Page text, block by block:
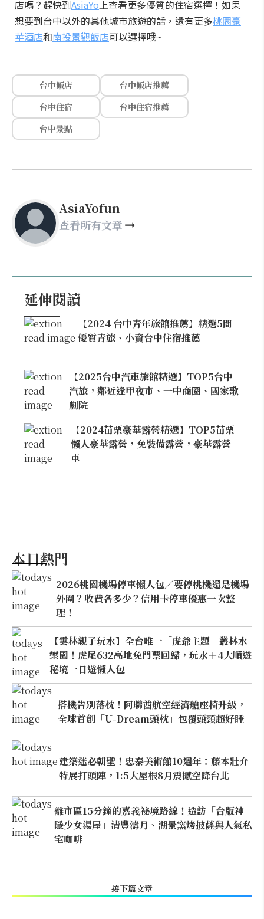
店嗎？趕快到AsiaYo上查看更多優質的住宿選擇！如果
想要到台中以外的其他城市旅遊的話，還有更多桃園豪
華酒店和南投景觀飯店可以選擇哦~
台中飯店
台中飯店推薦
台中住宿
台中住宿推薦
台中景點
AsiaYofun
查看所有文章
延伸閱讀
【2024 台中青年旅館推薦】精選5間
優質青旅、小資台中住宿推薦
【2025台中汽車旅館精選】TOP5台中
汽旅，鄰近逢甲夜市、一中商圈、國家歌
劇院
【2024苗栗豪華露營精選】TOP5苗栗
懶人豪華露營，免裝備露營，豪華露營
車
本日熱門
2026桃園機場停車懶人包／要停桃機還是機場
外圍？收費各多少？信用卡停車優惠一次整
理！
【雲林親子玩水】全台唯一「虎爺主題」叢林水
樂園！虎尾632高地免門票回歸，玩水＋4大順遊
秘境一日遊懶人包
搭機告別落枕！阿聯酋航空經濟艙座椅升級，
全球首創「U-Dream頭枕」包覆頭頸超好睡
建築迷必朝聖！忠泰美術館10週年：藤本壯介
特展打頭陣，1:5大屋根8月震撼空降台北
離市區15分鐘的嘉義祕境路線！造訪「台版神
隱少女湯屋」清豐濤月、湖景窯烤披薩與人氣私
宅咖啡
接下篇文章